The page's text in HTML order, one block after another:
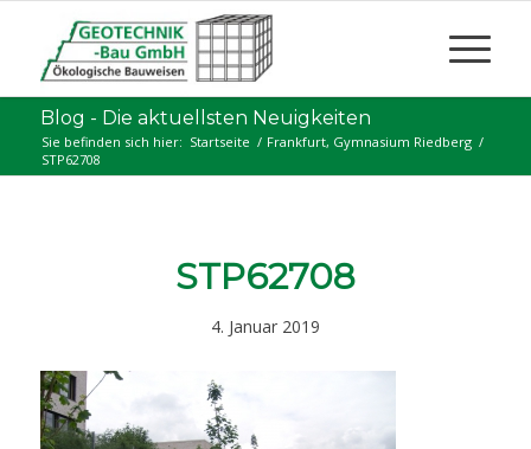
Blog - Die aktuellsten Neuigkeiten
Sie befinden sich hier: Startseite / Frankfurt, Gymnasium Riedberg /
STP62708
STP62708
4. Januar 2019